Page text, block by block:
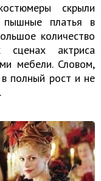
скрыли
пышные платья в
количество
сценах актриса
мебели. Словом,
полный рост и не